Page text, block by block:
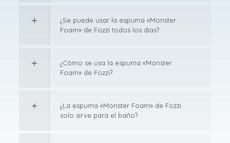
¿Se puede usar la espuma «Monster
Foam» de Fozzi todos los días?
¿Cómo se usa la espuma «Monster
Foam» de Fozzi?
¿La espuma «Monster Foam» de Fozzi
solo sirve para el baño?